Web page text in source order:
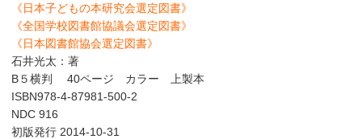
《日本子どもの本研究会選定図書》
《全国学校図書館協議会選定図書》
《日本図書館協会選定図書》
石井光太：著
B５横判 40ページ カラー 上製本
ISBN978-4-87981-500-2
NDC 916
初版発行 2014-10-31